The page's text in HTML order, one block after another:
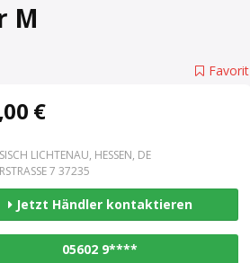
M
Favorit
€
LICHTENAU, HESSEN, DE
7 37235
Jetzt Händler kontaktieren
05602 9****